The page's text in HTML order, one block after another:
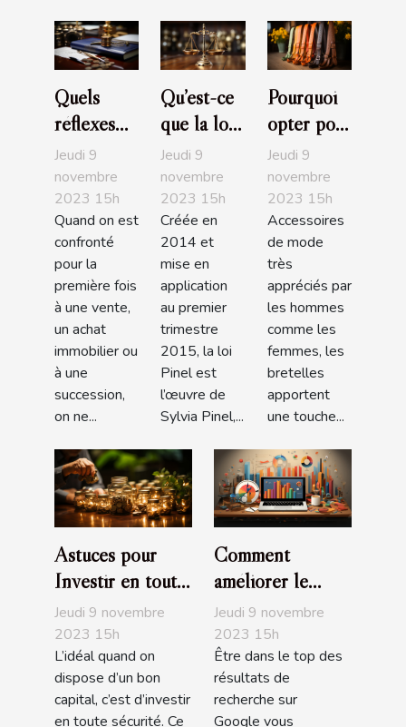
Quels
réflexes
avoir
quand on
est à la
recherche
d’un bon
notaire ?
Jeudi 9
novembre
2023 15h
Quand on est
confronté
pour la
première fois
à une vente,
un achat
immobilier ou
à une
succession,
on ne...
Qu’est-ce
que la loi
Pinel ?
L'essentiel
à savoir
Jeudi 9
novembre
2023 15h
Créée en
2014 et
mise en
application
au premier
trimestre
2015, la loi
Pinel est
l’œuvre de
Sylvia Pinel,...
Pourquoi
opter pour
des
bretelles
fantaisies ?
Jeudi 9
novembre
2023 15h
Accessoires
de mode
très
appréciés par
les hommes
comme les
femmes, les
bretelles
apportent
une touche...
Astuces pour
Investir en toute
sécurité
Jeudi 9 novembre
2023 15h
L’idéal quand on
dispose d’un bon
capital, c’est d’investir
en toute sécurité. Ce
Comment
améliorer le
positionnement
de son site sur
Google ?
Jeudi 9 novembre
2023 15h
Être dans le top des
résultats de
recherche sur
Google vous